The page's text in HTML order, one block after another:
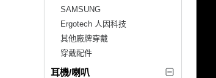
SAMSUNG
Ergotech 人因科技
其他廠牌穿戴
穿戴配件
耳機/喇叭